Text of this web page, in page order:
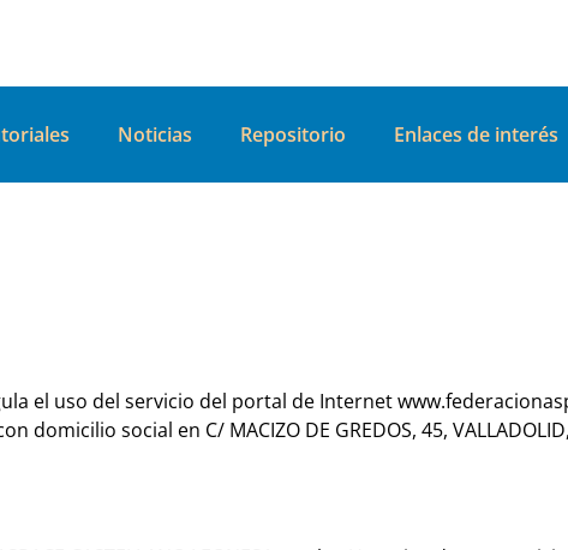
Noticias Repositorio Enlaces de interés
el uso del servicio del portal de Internet
domicilio social en C/ MACIZO DE GREDOS, 45,